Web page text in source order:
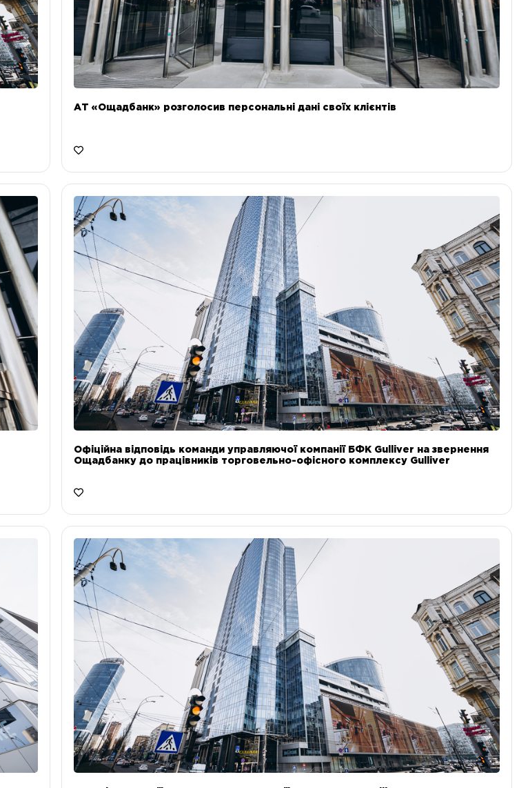
АТ «Ощадбанк» розголосив персональні дані своїх клієнтів
Офіційна відповідь команди управляючої компанії БФК Gulliver на звернення
Ощадбанку до працівників торговельно-офісного комплексу Gulliver